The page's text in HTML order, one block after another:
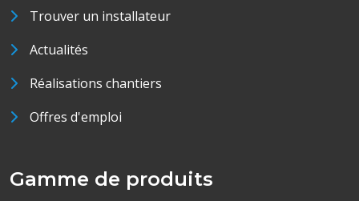
Trouver un installateur
Actualités
Réalisations chantiers
Offres d'emploi
Gamme de produits